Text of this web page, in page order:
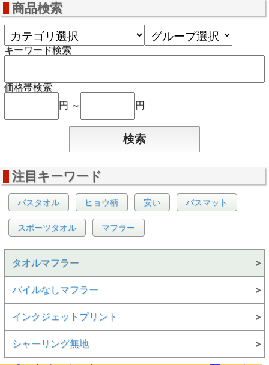
商品検索
キーワード検索
価格帯検索
円 ～
円
注目キーワード
バスタオル ヒョウ柄 安い バスマット
スポーツタオル マフラー
タオルマフラー
パイルなしマフラー
インクジェットプリント
シャーリング無地